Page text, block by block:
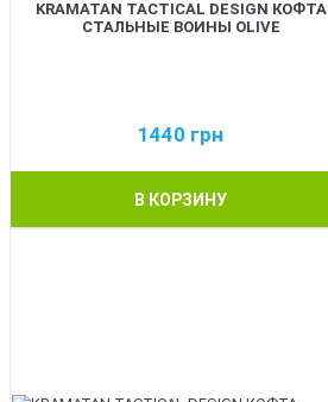
KRAMATAN TACTICAL DESIGN КОФТА
СТАЛЬНЫЕ ВОИНЫ OLIVE
1440 грн
В КОРЗИНУ